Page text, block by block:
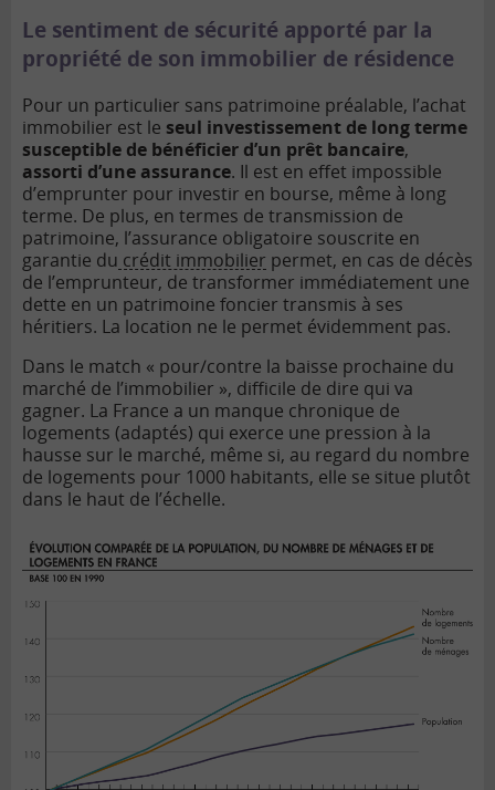
Le sentiment de sécurité apporté par la
propriété de son immobilier de résidence
Pour un particulier sans patrimoine préalable, l’achat
immobilier est le seul investissement de long terme
susceptible de bénéficier d’un prêt bancaire,
assorti d’une assurance. Il est en effet impossible
d’emprunter pour investir en bourse, même à long
terme. De plus, en termes de transmission de
patrimoine, l’assurance obligatoire souscrite en
garantie du crédit immobilier permet, en cas de décès
de l’emprunteur, de transformer immédiatement une
dette en un patrimoine foncier transmis à ses
héritiers. La location ne le permet évidemment pas.
Dans le match « pour/contre la baisse prochaine du
marché de l’immobilier », difficile de dire qui va
gagner. La France a un manque chronique de
logements (adaptés) qui exerce une pression à la
hausse sur le marché, même si, au regard du nombre
de logements pour 1000 habitants, elle se situe plutôt
dans le haut de l’échelle.